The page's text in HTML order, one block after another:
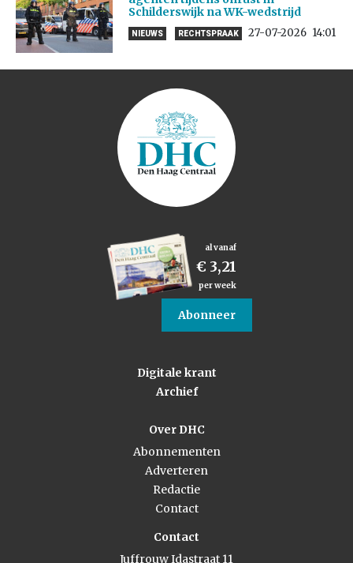
Schilderswijk na WK-wedstrijd
NIEUWS RECHTSPRAAK 27-07-2026 14:01
al vanaf
€ 3,21
per week
Abonneer
Digitale krant
Archief
Over DHC
Abonnementen
Adverteren
Redactie
Contact
Contact
Juffrouw Idastraat 11